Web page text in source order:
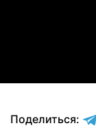
Поделиться: